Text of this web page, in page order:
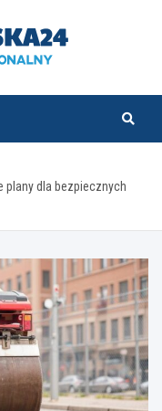
dla bezpiecznych